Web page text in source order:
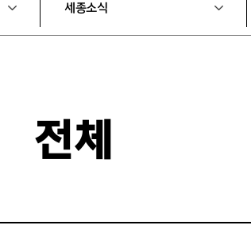
세종소식
전체